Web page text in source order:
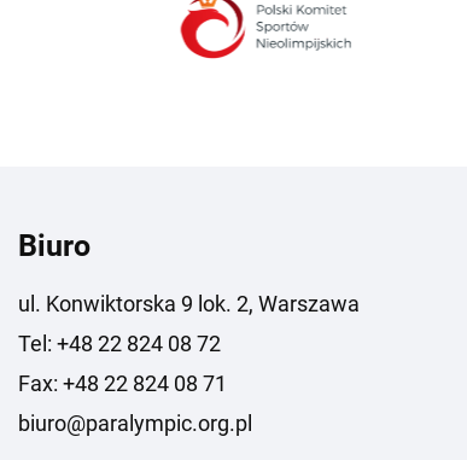
Biuro
ul. Konwiktorska 9 lok. 2, Warszawa
Tel: +48 22 824 08 72
Fax: +48 22 824 08 71
biuro@paralympic.org.pl